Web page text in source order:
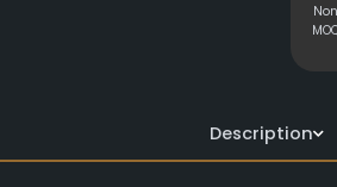
Non
Description